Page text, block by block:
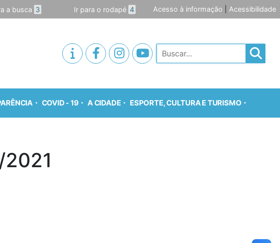
a busca 3 Ir para o rodapé 4 Acesso à informação Acessibilidade
Pesquisar
COVID - 19 A CIDADE ESPORTE, CULTURA E TURISMO